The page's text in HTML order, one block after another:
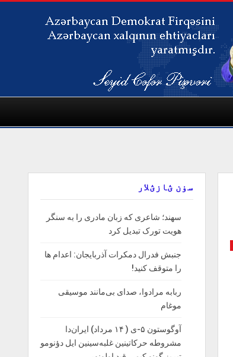
سۏن ؽازؽلار
سهند؛ شاعری که زبان مادری را به سنگر
هویت تورک تبدیل کرد
جنبش فدرال دمکرات آذربایجان: اعدام ها
را‌ متوقف‌ کنید!
ربابه مرادوا، صدای بی‌مانند موسیقی
موغام
آوگوستون ۵-ی ( ۱۴ مرداد) ایران‌دا
مشروطه حرکاتینین غلبه‌سینین ایل دؤنومو